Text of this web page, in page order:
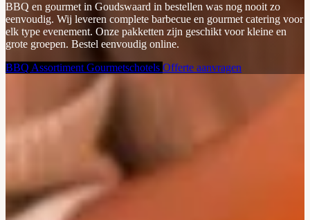
BBQ en gourmet in Goudswaard in bestellen was nog nooit zo
eenvoudig. Wij leveren complete barbecue en gourmet catering voor
elk type evenement. Onze pakketten zijn geschikt voor kleine en
grote groepen. Bestel eenvoudig online.
BBQ Assortiment Gourmetschotels Offerte aanvragen